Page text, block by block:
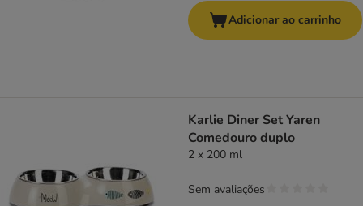
Adicionar ao carrinho
Karlie Diner Set Yaren
Comedouro duplo
2 x 200 ml
Sem avaliações